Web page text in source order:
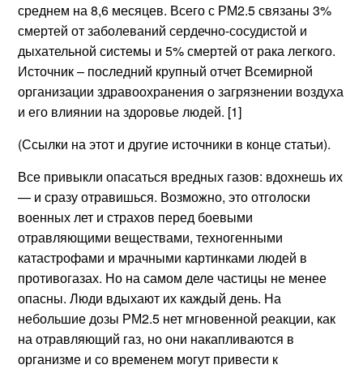
среднем на 8,6 месяцев. Всего с РМ2.5 связаны 3%
смертей от заболеваний сердечно-сосудистой и
дыхательной системы и 5% смертей от рака легкого.
Источник – последний крупный отчет Всемирной
организации здравоохранения о загрязнении воздуха
и его влиянии на здоровье людей. [1]
(Ссылки на этот и другие источники в конце статьи).
Все привыкли опасаться вредных газов: вдохнешь их
— и сразу отравишься. Возможно, это отголоски
военных лет и страхов перед боевыми
отравляющими веществами, техногенными
катастрофами и мрачными картинками людей в
противогазах. Но на самом деле частицы не менее
опасны. Люди вдыхают их каждый день. На
небольшие дозы РМ2.5 нет мгновенной реакции, как
на отравляющий газ, но они накапливаются в
организме и со временем могут привести к